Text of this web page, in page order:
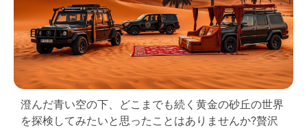
澄んだ青い空の下、どこまでも続く黄金の砂丘の世界
を探検してみたいと思ったことはありませんか?贅沢